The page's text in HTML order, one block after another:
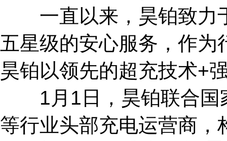
一直以来，昊铂致力
五星级的安心服务，作
昊铂以领先的超充技术+
1月1日，昊铂联合国
等行业头部充电运营商，